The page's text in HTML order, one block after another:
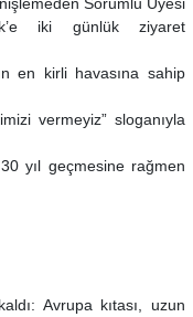
iki günlük ziyaret
en kirli havasına sahip
vermeyiz” sloganıyla
yıl geçmesine rağmen
Avrupa kıtası, uzun